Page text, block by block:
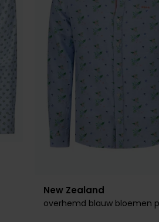
New Zealand
overhemd blauw bloemen